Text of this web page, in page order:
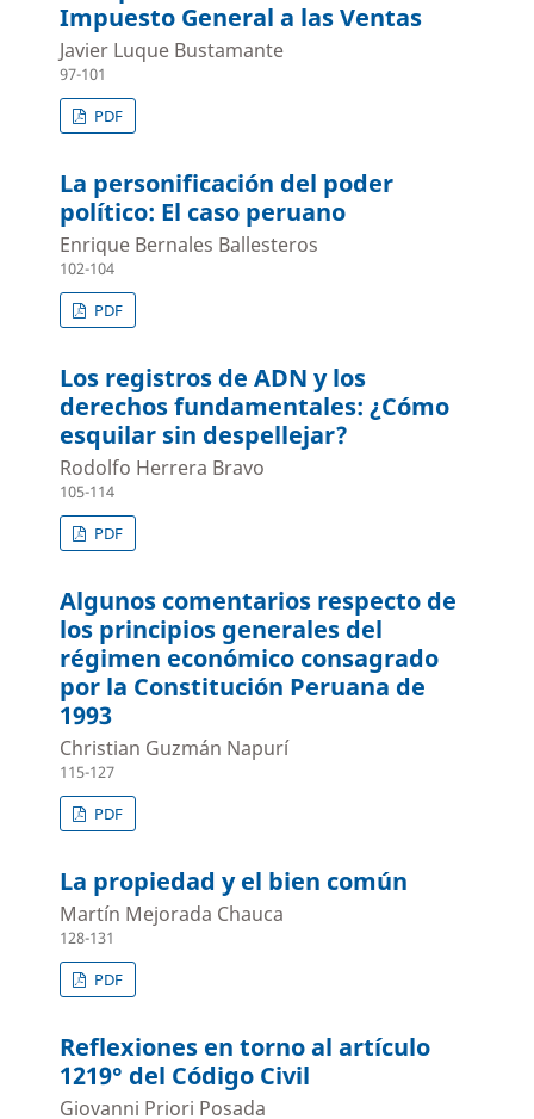
Impuesto General a las Ventas
Javier Luque Bustamante
97-101
PDF
La personificación del poder
político: El caso peruano
Enrique Bernales Ballesteros
102-104
PDF
Los registros de ADN y los
derechos fundamentales: ¿Cómo
esquilar sin despellejar?
Rodolfo Herrera Bravo
105-114
PDF
Algunos comentarios respecto de
los principios generales del
régimen económico consagrado
por la Constitución Peruana de
1993
Christian Guzmán Napurí
115-127
PDF
La propiedad y el bien común
Martín Mejorada Chauca
128-131
PDF
Reflexiones en torno al artículo
1219° del Código Civil
Giovanni Priori Posada